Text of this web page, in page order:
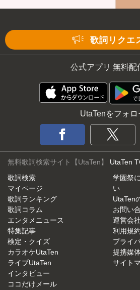
歌詞リクエ
公式アプリ 無料配
UtaTenをフォロ
無料歌詞検索サイト【UtaTen】 UtaTen
歌詞検索
マイページ
歌詞ランキング
歌詞コラム
エンタメニュース
特集記事
検定・クイズ
カラオケUtaTen
ライブUtaTen
インタビュー
ココだけメール
学園祭
い
UtaTen
お問い
運営会社
利用規約
プライ
提携媒
サイト